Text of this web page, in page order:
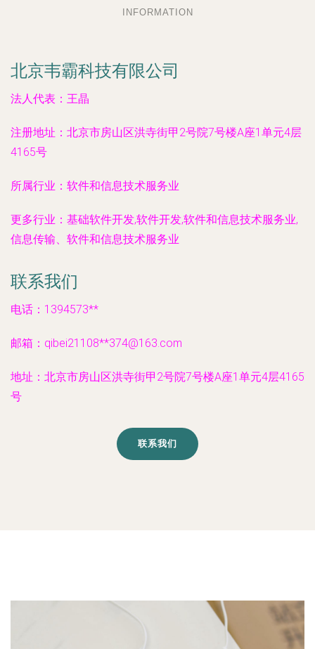
INFORMATION
北京韦霸科技有限公司
法人代表： 王晶
注册地址： 北京市房山区洪寺街甲2号院7号楼A座1单元4层
4165号
所属行业： 软件和信息技术服务业
更多行业： 基础软件开发,软件开发,软件和信息技术服务业,
信息传输、软件和信息技术服务业
联系我们
电话：1394573**
邮箱：qibei21108**374@163.com
地址：北京市房山区洪寺街甲2号院7号楼A座1单元4层4165
号
联系我们